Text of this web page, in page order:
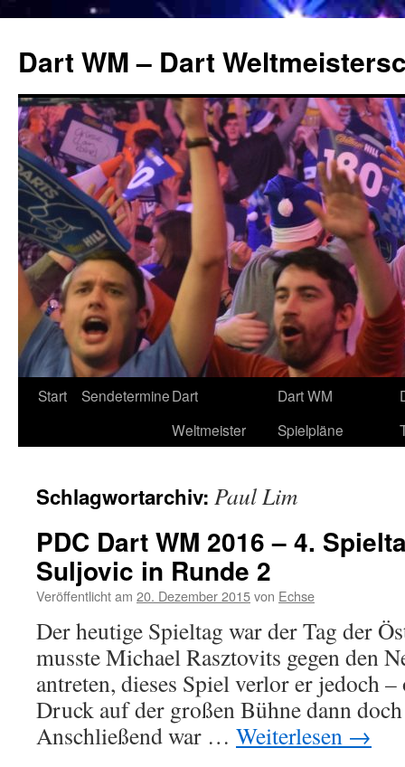
springen
Dart WM – Dart
Start SendetermineDart
Weltmeister
Dart WM
Spielpläne
Schlagwortarchiv: Paul Lim
PDC Dart WM 2016 – 4.
Suljovic in Runde 2
Veröffentlicht am 20. Dezember 2015von Echse
Der heutige Spieltag war der Tag der
musste Michael Rasztovits gegen den
antreten, dieses Spiel verlor er jedoch
Druck auf der großen Bühne dann
Anschließend war … Weiterlesen →